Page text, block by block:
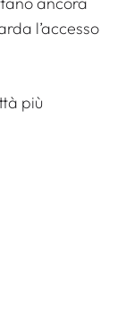
l’accesso
più